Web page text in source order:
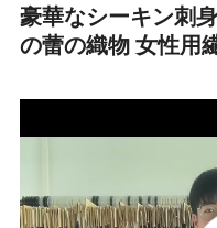
ニ
ー
豪華なシーキン刺
の蕾の織物 女性用